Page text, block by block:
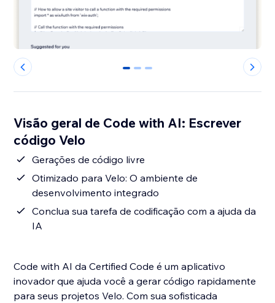
0 1 2
Visão geral de Code with AI: Escrever
código Velo
Gerações de código livre
Otimizado para Velo: O ambiente de
desenvolvimento integrado
Conclua sua tarefa de codificação com a ajuda da
IA
Code with AI da Certified Code é um aplicativo
inovador que ajuda você a gerar código rapidamente
para seus projetos Velo. Com sua sofisticada